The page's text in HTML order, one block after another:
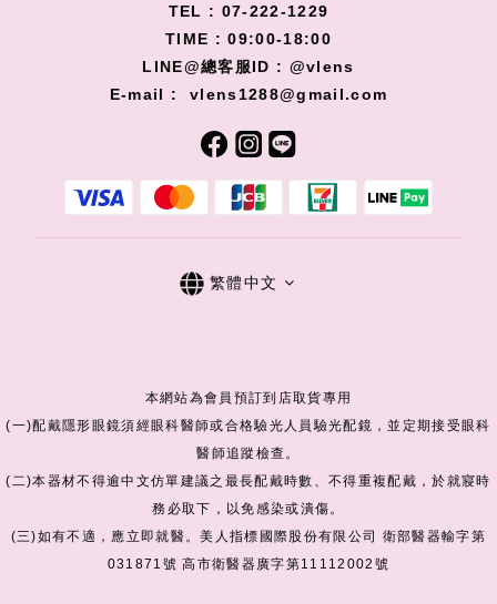
TEL : 07-222-1229
TIME : 09:00-18:00
LINE@總客服ID : @vlens
E-mail : vlens1288@gmail.com
繁體中文
本網站為會員預訂到店取貨專用
(一)配戴隱形眼鏡須經眼科醫師或合格驗光人員驗光配鏡，並定期接受眼科
醫師追蹤檢查。
(二)本器材不得逾中文仿單建議之最長配戴時數、不得重複配戴，於就寢時
務必取下，以免感染或潰傷。
(三)如有不適，應立即就醫。美人指標國際股份有限公司 衛部醫器輸字第
031871號 高市衛醫器廣字第11112002號